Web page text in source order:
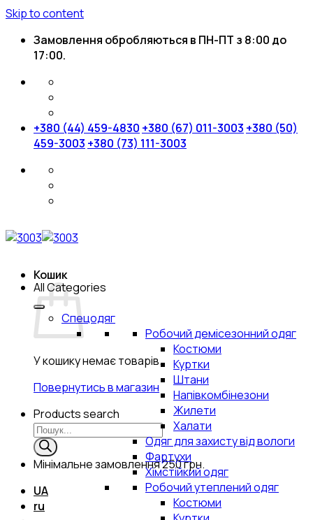
Skip to content
Замовлення обробляються в ПН-ПТ з 8:00 до
17:00.
+380 (44) 459-4830 +380 (67) 011-3003 +380 (50)
459-3003 +380 (73) 111-3003
Кошик
У кошику немає товарів.
Повернутись в магазин
Products search
Мінімальне замовлення250 грн.
UA
ru
All Categories
Спецодяг
Робочий демісезонний одяг
Костюми
Куртки
Штани
Напівкомбінезони
Жилети
Халати
Одяг для захисту від вологи
Фартухи
Хімстійкий одяг
Робочий утеплений одяг
Костюми